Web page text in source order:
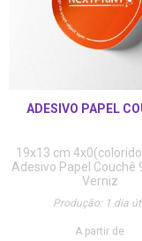
ADESIVO PAPEL
19x13 cm
Adesivo Papel Couchê
Verniz
Produção: 1 dia
A partir de